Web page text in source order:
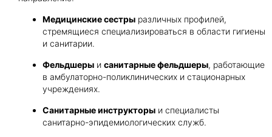
Медицинские сестры различных профилей,
стремящиеся специализироваться в области гигиены
и санитарии.
Фельдшеры и санитарные фельдшеры, работающие
в амбулаторно-поликлинических и стационарных
учреждениях.
Санитарные инструкторы и специалисты
санитарно-эпидемиологических служб.